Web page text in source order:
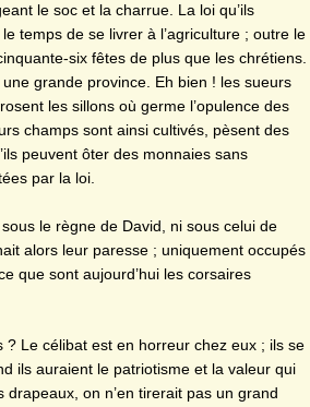
le soc et la charrue. La loi qu’ils
temps de se livrer à l’agriculture ; outre le
six fêtes de plus que les chrétiens.
grande province. Eh bien ! les sueurs
les sillons où germe l’opulence des
champs sont ainsi cultivés, pèsent des
peuvent ôter des monnaies sans
par la loi.
le règne de David, ni sous celui de
alors leur paresse ; uniquement occupés
que sont aujourd’hui les corsaires
? Le célibat est en horreur chez eux ; ils se
ils auraient le patriotisme et la valeur qui
drapeaux, on n’en tirerait pas un grand